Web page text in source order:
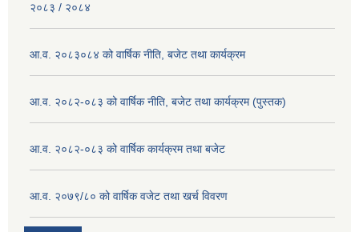
२०८३ / २०८४
आ.व. २०८३०८४ को वार्षिक नीति, बजेट तथा कार्यक्रम
आ.व. २०८२-०८३ को वार्षिक नीति, बजेट तथा कार्यक्रम (पुस्तक)
आ.व. २०८२-०८३ को वार्षिक कार्यक्रम तथा बजेट
आ.व. २०७९/८० को वार्षिक वजेट तथा खर्च विवरण